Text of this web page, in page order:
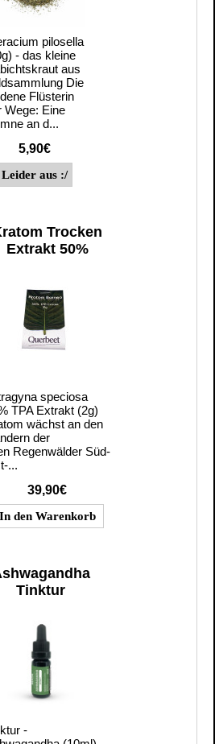
pilosella
- das kleine
aus
Die
Flüsterin
Wege: Eine
an d...
5,90€
Trocken
Extrakt 50%
speciosa
TPA Extrakt (2g)
wächst an den
der
Regenwälder Süd-
...
39,90€
Tinktur
-